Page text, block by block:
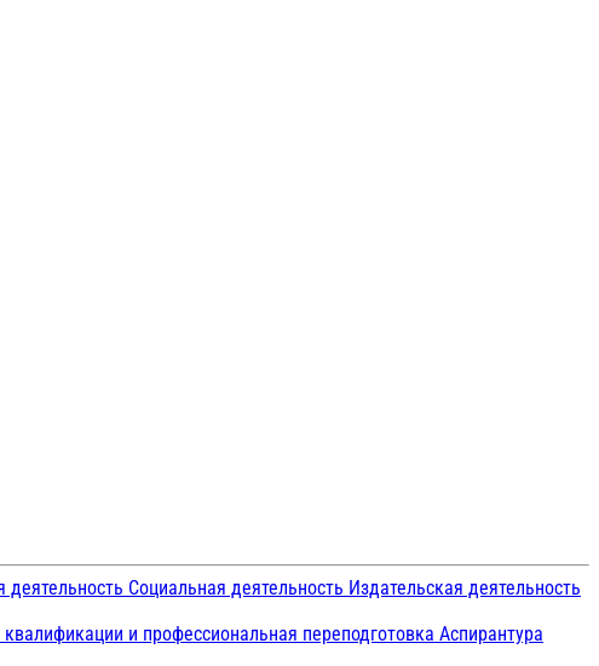
Социальная деятельность Издательская деятельность
и профессиональная переподготовка Аспирантура